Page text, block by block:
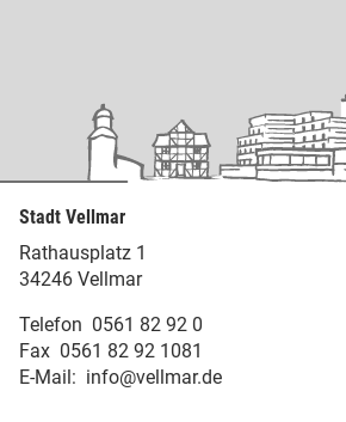
Stadt Vellmar
Rathausplatz 1
34246 Vellmar
Telefon 0561 82 92 0
Fax 0561 82 92 1081
E-Mail: info@vellmar.de